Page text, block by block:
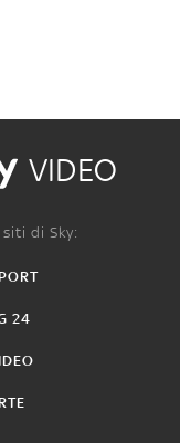
VIDEO
di Sky:
24